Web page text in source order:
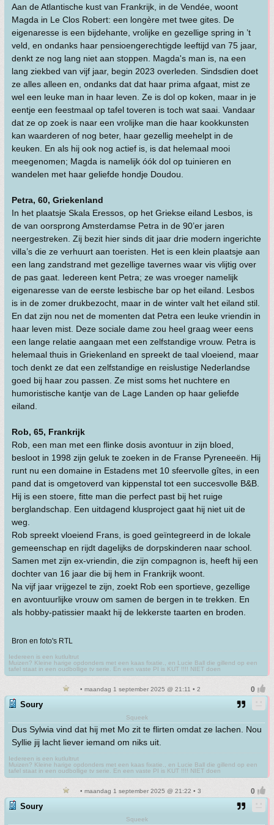
Aan de Atlantische kust van Frankrijk, in de Vendée, woont
Magda in Le Clos Robert: een longère met twee gites. De
eigenaresse is een bijdehante, vrolijke en gezellige spring in ’t
veld, en ondanks haar pensioengerechtigde leeftijd van 75 jaar,
denkt ze nog lang niet aan stoppen. Magda's man is, na een
lang ziekbed van vijf jaar, begin 2023 overleden. Sindsdien doet
ze alles alleen en, ondanks dat dat haar prima afgaat, mist ze
wel een leuke man in haar leven. Ze is dol op koken, maar in je
eentje een feestmaal op tafel toveren is toch wat saai. Vandaar
dat ze op zoek is naar een vrolijke man die haar kookkunsten
kan waarderen of nog beter, haar gezellig meehelpt in de
keuken. En als hij ook nog actief is, is dat helemaal mooi
meegenomen; Magda is namelijk óók dol op tuinieren en
wandelen met haar geliefde hondje Doudou.
Petra, 60, Griekenland
In het plaatsje Skala Eressos, op het Griekse eiland Lesbos, is
de van oorsprong Amsterdamse Petra in de 90’er jaren
neergestreken. Zij bezit hier sinds dit jaar drie modern ingerichte
villa’s die ze verhuurt aan toeristen. Het is een klein plaatsje aan
een lang zandstrand met gezellige tavernes waar vis vlijtig over
de pas gaat. Iedereen kent Petra; ze was vroeger namelijk
eigenaresse van de eerste lesbische bar op het eiland. Lesbos
is in de zomer drukbezocht, maar in de winter valt het eiland stil.
En dat zijn nou net de momenten dat Petra een leuke vriendin in
haar leven mist. Deze sociale dame zou heel graag weer eens
een lange relatie aangaan met een zelfstandige vrouw. Petra is
helemaal thuis in Griekenland en spreekt de taal vloeiend, maar
toch denkt ze dat een zelfstandige en reislustige Nederlandse
goed bij haar zou passen. Ze mist soms het nuchtere en
humoristische kantje van de Lage Landen op haar geliefde
eiland.
Rob, 65, Frankrijk
Rob, een man met een flinke dosis avontuur in zijn bloed,
besloot in 1998 zijn geluk te zoeken in de Franse Pyreneeën. Hij
runt nu een domaine in Estadens met 10 sfeervolle gîtes, in een
pand dat is omgetoverd van kippenstal tot een succesvolle B&B.
Hij is een stoere, fitte man die perfect past bij het ruige
berglandschap. Een uitdagend klusproject gaat hij niet uit de
weg.
Rob spreekt vloeiend Frans, is goed geïntegreerd in de lokale
gemeenschap en rijdt dagelijks de dorpskinderen naar school.
Samen met zijn ex-vriendin, die zijn compagnon is, heeft hij een
dochter van 16 jaar die bij hem in Frankrijk woont.
Na vijf jaar vrijgezel te zijn, zoekt Rob een sportieve, gezellige
en avontuurlijke vrouw om samen de bergen in te trekken. En
als hobby-patissier maakt hij de lekkerste taarten en broden.
Bron en foto's RTL
Iedereen is een kutlultrut
Muizen? Kleine harige opdonders met een kaas fixatie., en Lucie Ball die gillend op een
tafel staat in een oudbollige tv serie. En een vaste PI is KUT !!!! NIET doen
• maandag 1 september 2025 @ 21:11 • 2
Soury
Squeek
Dus Sylwia vind dat hij met Mo zit te flirten omdat ze lachen. Nou
Syllie jij lacht liever iemand om niks uit.
Iedereen is een kutlultrut
Muizen? Kleine harige opdonders met een kaas fixatie., en Lucie Ball die gillend op een
tafel staat in een oudbollige tv serie. En een vaste PI is KUT !!!! NIET doen
• maandag 1 september 2025 @ 21:22 • 3
Soury
Squeek